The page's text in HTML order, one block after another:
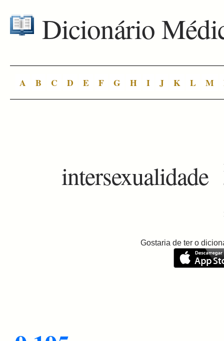
Dicionário
A B C D E F G H I J K L M
intersexualidade
Gostaria de ter o